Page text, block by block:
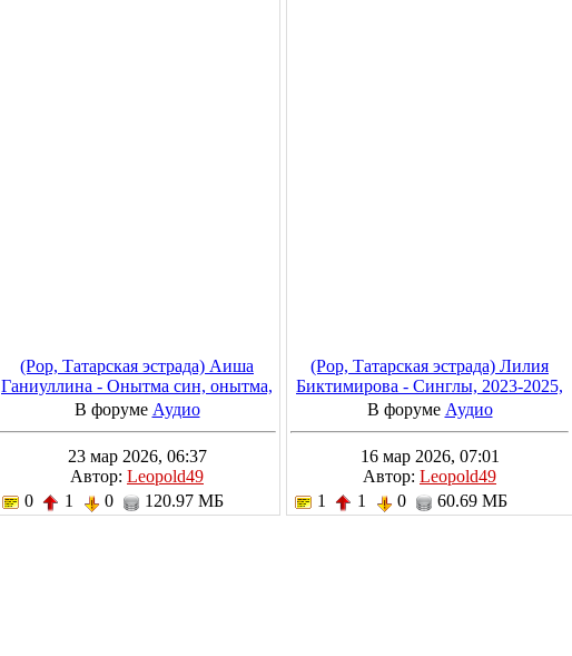
(Pop, Татарская эстрада) Аиша
Ганиуллина - Онытма син, онытма,
2025, MP3, 320 kbps
В форуме Аудио
23 мар 2026, 06:37
Автор: Leopold49
0
1 0 120.97 МБ
(Pop, Татарская эстрада) Лилия
Биктимирова - Синглы, 2023-2025,
MP3, 320 kbps
В форуме Аудио
16 мар 2026, 07:01
Автор: Leopold49
1
1 0
60.69 МБ